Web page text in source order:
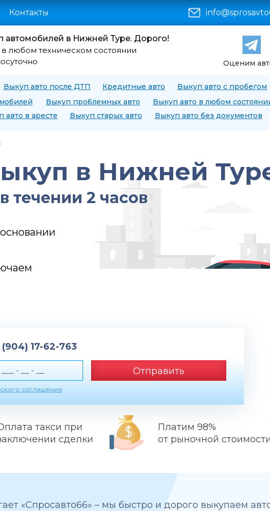
Контакты
автомобилей в Нижней Туре. Дорого!
любом техническом состоянии
Оценим
Выкуп авто после ДТП Кредитные авто Выкуп авто с пробегом
Выкуп проблемных авто Выкуп авто в любом
авто в аресте Выкуп старых авто Выкуп авто без документов
в Нижней
в течении 2 часов
(904) 17-62-763
Отправить
соглашения
такси при
сделки
Платим 98%
от рыночной
«Спросавто66» – мы быстро и дорого выкупаем